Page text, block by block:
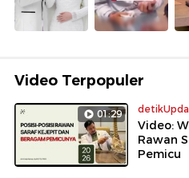
Video Terpopuler
01:29
Video:
Rawan
Pemicu